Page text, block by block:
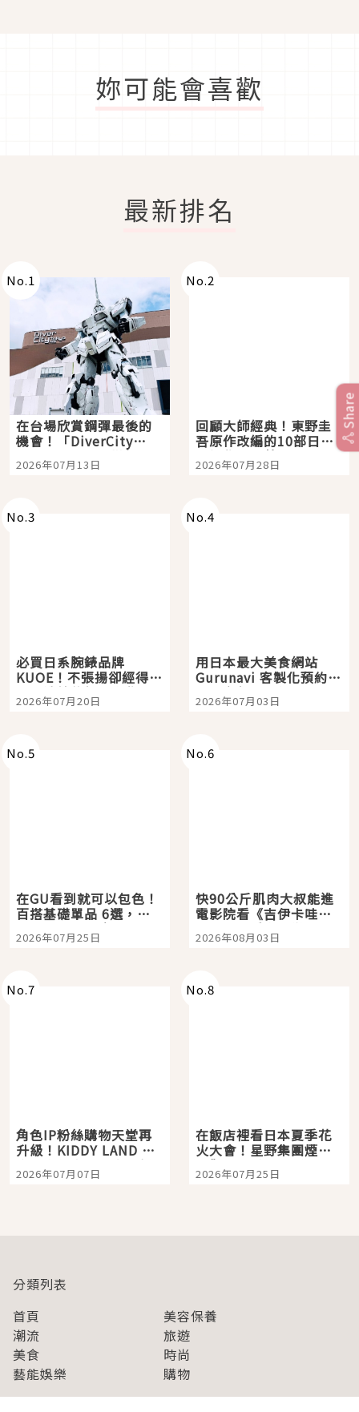
妳可能會喜歡
最新排名
No.1
在台場欣賞鋼彈最後的
機會！「DiverCity
Tokyo Plaza」搭船、
購物、美食及夜景，一
2026年07月13日
No.2
回顧大師經典！東野圭
吾原作改編的10部日本
影視作品推薦
2026年07月28日
No.3
必買日系腕錶品牌
KUOE！不張揚卻經得起
時間洗鍊的經典之作五
選
2026年07月20日
No.4
用日本最大美食網站
Gurunavi 客製化預約九
大都市餐廳，打造專屬
美食體驗！
2026年07月03日
No.5
在GU看到就可以包色！
百搭基礎單品 6選，閉
眼全收也不心疼
2026年07月25日
No.6
快90公斤肌肉大叔能進
電影院看《吉伊卡哇》
嗎？日本重金屬樂團
「打首」會長與nagano
2026年08月03日
No.7
角色IP粉絲購物天堂再
升級！KIDDY LAND 原
宿店吉伊卡哇迎客，新
開幕 OMOKADO 店3分
2026年07月07日
No.8
在飯店裡看日本夏季花
火大會！星野集團煙火
景觀飯店6選，讓你不用
人擠人悠閒欣賞
2026年07月25日
Share
分類列表
首頁
美容保養
潮流
旅遊
美食
時尚
藝能娛樂
購物